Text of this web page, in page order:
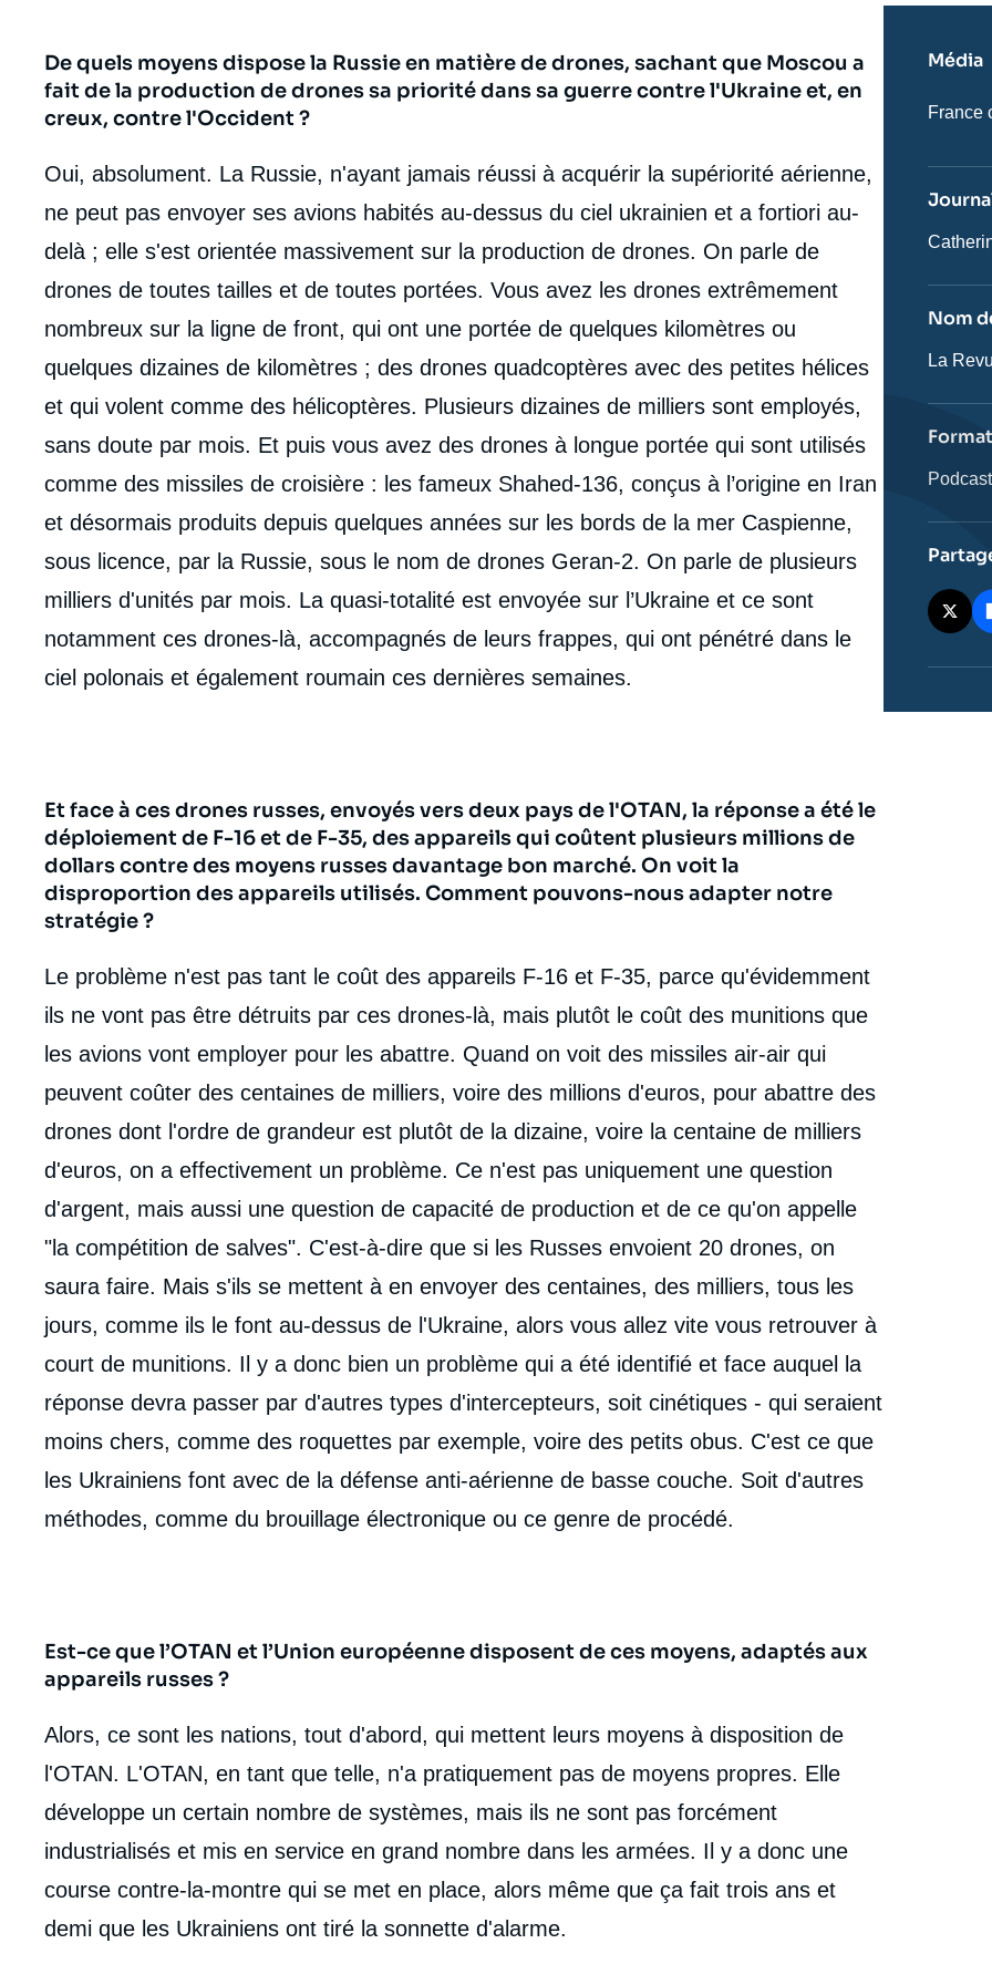
body
De quels moyens dispose la Russie en matière de drones, sachant que Moscou a
fait de la production de drones sa priorité dans sa guerre contre l'Ukraine et, en
creux, contre l'Occident ?
Oui, absolument. La Russie, n'ayant jamais réussi à acquérir la supériorité aérienne,
ne peut pas envoyer ses avions habités au-dessus du ciel ukrainien et a fortiori au-
delà ; elle s'est orientée massivement sur la production de drones. On parle de
drones de toutes tailles et de toutes portées. Vous avez les drones extrêmement
nombreux sur la ligne de front, qui ont une portée de quelques kilomètres ou
quelques dizaines de kilomètres ; des drones quadcoptères avec des petites hélices
et qui volent comme des hélicoptères. Plusieurs dizaines de milliers sont employés,
sans doute par mois. Et puis vous avez des drones à longue portée qui sont utilisés
comme des missiles de croisière : les fameux Shahed-136, conçus à l’origine en Iran
et désormais produits depuis quelques années sur les bords de la mer Caspienne,
sous licence, par la Russie, sous le nom de drones Geran-2. On parle de plusieurs
milliers d'unités par mois. La quasi-totalité est envoyée sur l’Ukraine et ce sont
notamment ces drones-là, accompagnés de leurs frappes, qui ont pénétré dans le
ciel polonais et également roumain ces dernières semaines.
Et face à ces drones russes, envoyés vers deux pays de l'OTAN, la réponse a été le
déploiement de F-16 et de F-35, des appareils qui coûtent plusieurs millions de
dollars contre des moyens russes davantage bon marché. On voit la
disproportion des appareils utilisés. Comment pouvons-nous adapter notre
stratégie ?
Le problème n'est pas tant le coût des appareils F-16 et F-35, parce qu'évidemment
ils ne vont pas être détruits par ces drones-là, mais plutôt le coût des munitions que
les avions vont employer pour les abattre. Quand on voit des missiles air-air qui
peuvent coûter des centaines de milliers, voire des millions d'euros, pour abattre des
drones dont l'ordre de grandeur est plutôt de la dizaine, voire la centaine de milliers
d'euros, on a effectivement un problème. Ce n'est pas uniquement une question
d'argent, mais aussi une question de capacité de production et de ce qu'on appelle
"la compétition de salves". C'est-à-dire que si les Russes envoient 20 drones, on
saura faire. Mais s'ils se mettent à en envoyer des centaines, des milliers, tous les
jours, comme ils le font au-dessus de l'Ukraine, alors vous allez vite vous retrouver à
court de munitions. Il y a donc bien un problème qui a été identifié et face auquel la
réponse devra passer par d'autres types d'intercepteurs, soit cinétiques - qui seraient
moins chers, comme des roquettes par exemple, voire des petits obus. C'est ce que
les Ukrainiens font avec de la défense anti-aérienne de basse couche. Soit d'autres
méthodes, comme du brouillage électronique ou ce genre de procédé.
Est-ce que l’OTAN et l’Union européenne disposent de ces moyens, adaptés aux
appareils russes ?
Alors, ce sont les nations, tout d'abord, qui mettent leurs moyens à disposition de
l'OTAN. L'OTAN, en tant que telle, n'a pratiquement pas de moyens propres. Elle
développe un certain nombre de systèmes, mais ils ne sont pas forcément
industrialisés et mis en service en grand nombre dans les armées. Il y a donc une
course contre-la-montre qui se met en place, alors même que ça fait trois ans et
demi que les Ukrainiens ont tiré la sonnette d'alarme.
Média
Nom
revue
France
Nom
Nom
La
Podcast